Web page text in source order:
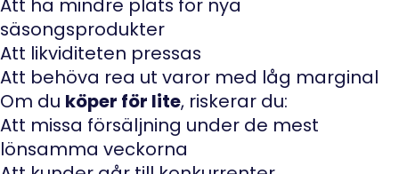
säsongsprodukter
Att likviditeten pressas
Att behöva rea ut varor med låg marginal
Om du köper för lite, riskerar du:
Att missa försäljning under de mest
lönsamma veckorna